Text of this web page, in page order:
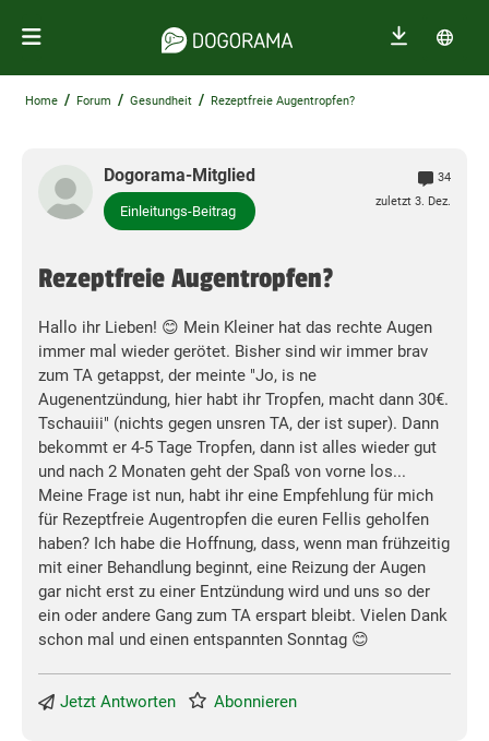
Home / Forum / Gesundheit / Rezeptfreie Augentropfen?
Dogorama-Mitglied
Einleitungs-Beitrag
34
zuletzt 3. Dez.
Rezeptfreie Augentropfen?
Hallo ihr Lieben! 😊 Mein Kleiner hat das rechte Augen
immer mal wieder gerötet. Bisher sind wir immer brav
zum TA getappst, der meinte "Jo, is ne
Augenentzündung, hier habt ihr Tropfen, macht dann 30€.
Tschauiii" (nichts gegen unsren TA, der ist super). Dann
bekommt er 4-5 Tage Tropfen, dann ist alles wieder gut
und nach 2 Monaten geht der Spaß von vorne los...
Meine Frage ist nun, habt ihr eine Empfehlung für mich
für Rezeptfreie Augentropfen die euren Fellis geholfen
haben? Ich habe die Hoffnung, dass, wenn man frühzeitig
mit einer Behandlung beginnt, eine Reizung der Augen
gar nicht erst zu einer Entzündung wird und uns so der
ein oder andere Gang zum TA erspart bleibt. Vielen Dank
schon mal und einen entspannten Sonntag 😊
Jetzt Antworten Abonnieren